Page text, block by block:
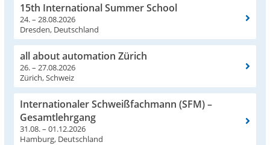
15th International Summer School
24. – 28.08.2026
Dresden, Deutschland
all about automation Zürich
26. – 27.08.2026
Zürich, Schweiz
Internationaler Schweißfachmann (SFM) –
Gesamtlehrgang
31.08. – 01.12.2026
Hamburg, Deutschland